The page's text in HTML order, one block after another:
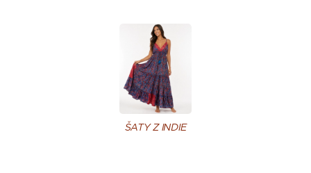
ŠATY Z INDIE